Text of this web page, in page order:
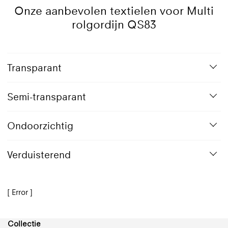
Onze aanbevolen textielen voor Multi
rolgordijn QS83
Transparant
Semi-transparant
Ondoorzichtig
Verduisterend
[ Error ]
Collectie